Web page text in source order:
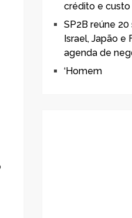
crédito e
SP2B reúne
Israel, Japão e
agenda de
‘Homem